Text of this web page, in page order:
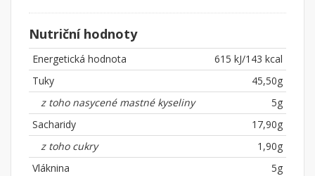
Nutriční hodnoty
Energetická hodnota
615 kJ/143 kcal
Tuky
45,50g
z toho nasycené mastné kyseliny
5g
Sacharidy
17,90g
z toho cukry
1,90g
Vláknina
5g